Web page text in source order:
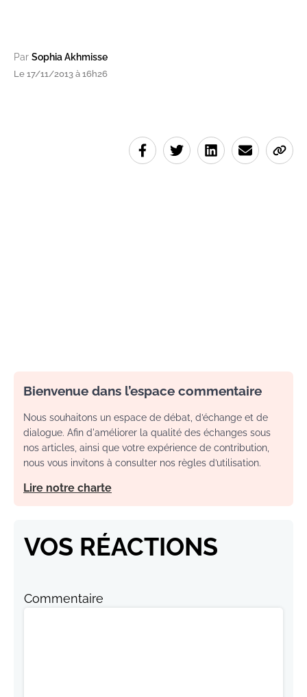
Par Sophia Akhmisse
Le 17/11/2013 à 16h26
Bienvenue dans l’espace commentaire
Nous souhaitons un espace de débat, d’échange et de
dialogue. Afin d'améliorer la qualité des échanges sous
nos articles, ainsi que votre expérience de contribution,
nous vous invitons à consulter nos règles d’utilisation.
Lire notre charte
VOS RÉACTIONS
Commentaire